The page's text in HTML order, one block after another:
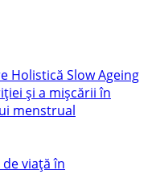
Holistică Slow Ageing
și a mișcării în
menstrual
viață în